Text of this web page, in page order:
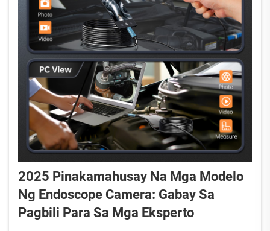
2025 Pinakamahusay Na Mga Modelo
Ng Endoscope Camera: Gabay Sa
Pagbili Para Sa Mga Eksperto